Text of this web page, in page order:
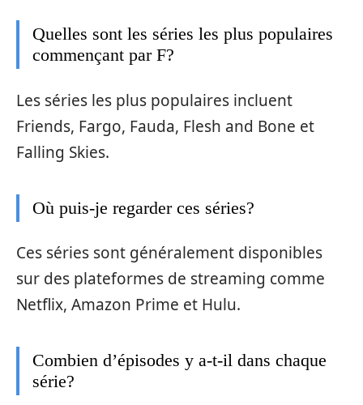
Quelles sont les séries les plus populaires
commençant par F?
Les séries les plus populaires incluent
Friends, Fargo, Fauda, Flesh and Bone et
Falling Skies.
Où puis-je regarder ces séries?
Ces séries sont généralement disponibles
sur des plateformes de streaming comme
Netflix, Amazon Prime et Hulu.
Combien d’épisodes y a-t-il dans chaque
série?